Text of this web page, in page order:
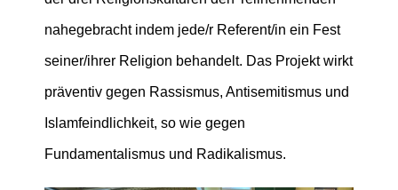
nahegebracht indem jede/r Referent/in ein Fest
seiner/ihrer Religion behandelt. Das Projekt wirkt
präventiv gegen Rassismus, Antisemitismus und
Islamfeindlichkeit, so wie gegen
Fundamentalismus und Radikalismus.